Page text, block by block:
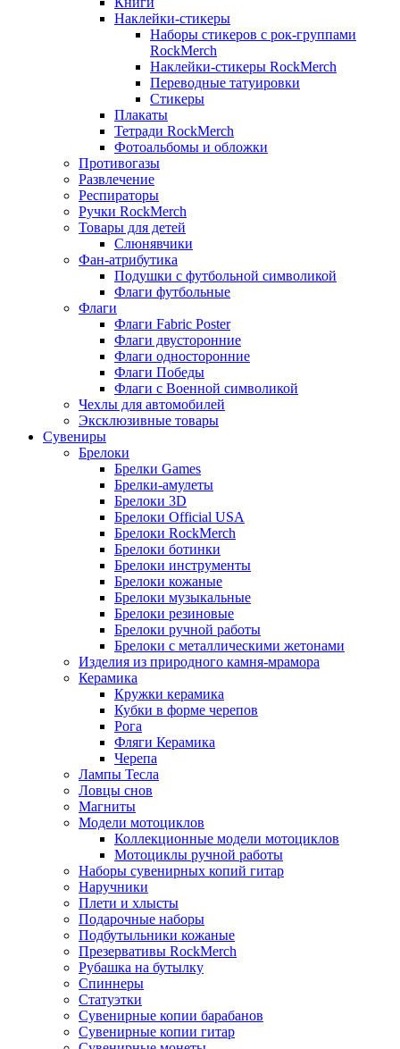
Наклейки-стикеры
Наборы стикеров с рок-группами
RockMerch
Наклейки-стикеры RockMerch
Переводные татуировки
Стикеры
Плакаты
Тетради RockMerch
Фотоальбомы и обложки
Противогазы
Развлечение
Респираторы
Ручки RockMerch
Товары для детей
Слюнявчики
Фан-атрибутика
Подушки с футбольной символикой
Флаги футбольные
Флаги
Флаги Fabric Poster
Флаги двусторонние
Флаги односторонние
Флаги Победы
Флаги с Военной символикой
Чехлы для автомобилей
Эксклюзивные товары
Сувениры
Брелоки
Брелки Games
Брелки-амулеты
Брелоки 3D
Брелоки Official USA
Брелоки RockMerch
Брелоки ботинки
Брелоки инструменты
Брелоки кожаные
Брелоки музыкальные
Брелоки резиновые
Брелоки ручной работы
Брелоки с металлическими жетонами
Изделия из природного камня-мрамора
Керамика
Кружки керамика
Кубки в форме черепов
Рога
Фляги Керамика
Черепа
Лампы Тесла
Ловцы снов
Магниты
Модели мотоциклов
Коллекционные модели мотоциклов
Мотоциклы ручной работы
Наборы сувенирных копий гитар
Наручники
Плети и хлысты
Подарочные наборы
Подбутыльники кожаные
Презервативы RockMerch
Рубашка на бутылку
Спиннеры
Статуэтки
Сувенирные копии барабанов
Сувенирные копии гитар